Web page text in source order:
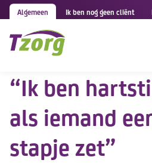
Algemeen Ik ben nog geen cliënt
“Ik ben
als iemand
stapje zet”